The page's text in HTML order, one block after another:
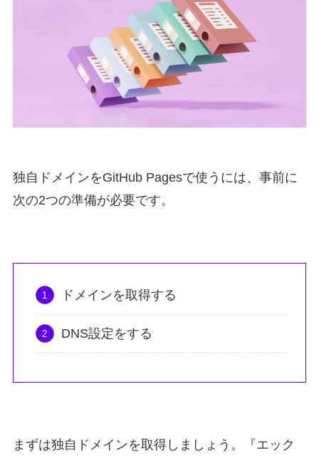
独自ドメインをGitHub Pagesで使うには、事前に
次の2つの準備が必要です。
ドメインを取得する
DNS設定をする
まずは独自ドメインを取得しましょう。『エック